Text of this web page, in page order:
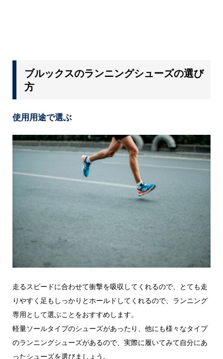
ブルックスのランニングシューズの選び
方
使用用途で選ぶ
走るスピードに合わせて衝撃を吸収してくれるので、とても走
りやすく足もしっかりとホールドしてくれるので、ランニング
専用として選ぶことをおすすめします。
軽量ソールタイプのシューズがあったり、他にも様々なタイプ
のランニングシューズがあるので、実際に履いてみて自分にあ
ったシューズを選びましょう。